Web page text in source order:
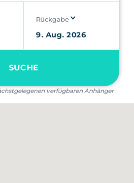
Rückgabe
SUCHE
verfügbaren Anhänger